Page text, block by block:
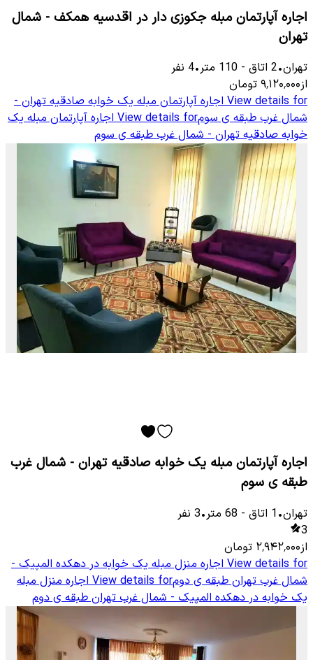
اجاره آپارتمان مبله جکوزی دار در اقدسیه همکف - شمال
تهران
تهران•
2 اتاق -
110 متر•
4 نفر
از۹٬۱۲۰٬۰۰۰ تومان
View details for اجاره آپارتمان مبله یک خوابه صادقیه تهران -
شمال غرب طبقه ی سومView details for اجاره آپارتمان مبله یک
خوابه صادقیه تهران - شمال غرب طبقه ی سوم
اجاره آپارتمان مبله یک خوابه صادقیه تهران - شمال غرب
طبقه ی سوم
تهران•
1 اتاق -
68 متر•
3 نفر
3
از۲٬۹۴۲٬۰۰۰ تومان
View details for اجاره منزل مبله یک خوابه در دهکده المپیک -
شمال غرب تهران طبقه ی دومView details for اجاره منزل مبله
یک خوابه در دهکده المپیک - شمال غرب تهران طبقه ی دوم